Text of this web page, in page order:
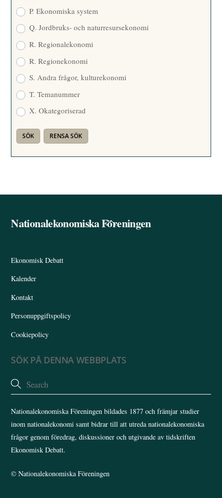
P. Ekonomiska system
Q. Jordbruks- och naturresursekonomi
R. Regionalekonomi
R. Regionekonomi
S. Andra frågor, kulturekonomi
T. Temanummer
X. Okategoriserad
Back
Nationalekonomiska Föreningen
Ekonomisk Debatt
Kalender
Kontakt
Personuppgiftspolicy
Cookiepolicy
SÖK PÅ DENNA WEBBPLATS
Nationalekonomiska Föreningen bildades 1877 och främjar studier
inom nationalekonomi samt bidrar till att utreda nationalekonomiska
frågor genom föredrag, diskussioner och utgivande av tidskriften
Ekonomisk Debatt.
©Nationalekonomiska Föreningen